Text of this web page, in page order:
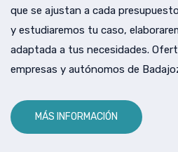
que se ajustan a cada
y estudiaremos tu caso,
adaptada a tus necesidades.
empresas y autónomos de
MÁS INFORMACIÓN